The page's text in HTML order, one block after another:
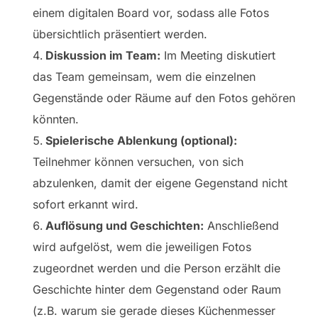
einem digitalen Board vor, sodass alle Fotos
übersichtlich präsentiert werden.
Diskussion im Team: Im Meeting diskutiert
das Team gemeinsam, wem die einzelnen
Gegenstände oder Räume auf den Fotos gehören
könnten.
Spielerische Ablenkung (optional):
Teilnehmer können versuchen, von sich
abzulenken, damit der eigene Gegenstand nicht
sofort erkannt wird.
Auflösung und Geschichten: Anschließend
wird aufgelöst, wem die jeweiligen Fotos
zugeordnet werden und die Person erzählt die
Geschichte hinter dem Gegenstand oder Raum
(z.B. warum sie gerade dieses Küchenmesser